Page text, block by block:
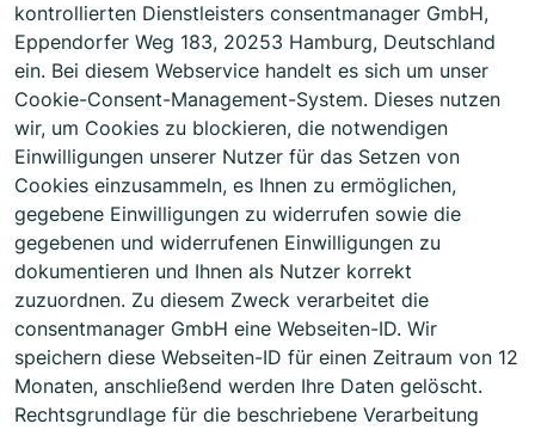
kontrollierten Dienstleisters consentmanager GmbH,
Eppendorfer Weg 183, 20253 Hamburg, Deutschland
ein. Bei diesem Webservice handelt es sich um unser
Cookie-Consent-Management-System. Dieses nutzen
wir, um Cookies zu blockieren, die notwendigen
Einwilligungen unserer Nutzer für das Setzen von
Cookies einzusammeln, es Ihnen zu ermöglichen,
gegebene Einwilligungen zu widerrufen sowie die
gegebenen und widerrufenen Einwilligungen zu
dokumentieren und Ihnen als Nutzer korrekt
zuzuordnen. Zu diesem Zweck verarbeitet die
consentmanager GmbH eine Webseiten-ID. Wir
speichern diese Webseiten-ID für einen Zeitraum von 12
Monaten, anschließend werden Ihre Daten gelöscht.
Rechtsgrundlage für die beschriebene Verarbeitung